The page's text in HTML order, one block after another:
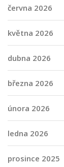
června 2026
května 2026
dubna 2026
března 2026
února 2026
ledna 2026
prosince 2025